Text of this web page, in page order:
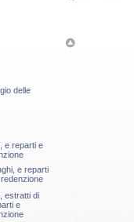
delle
e reparti e
e reparti
estratti di
e